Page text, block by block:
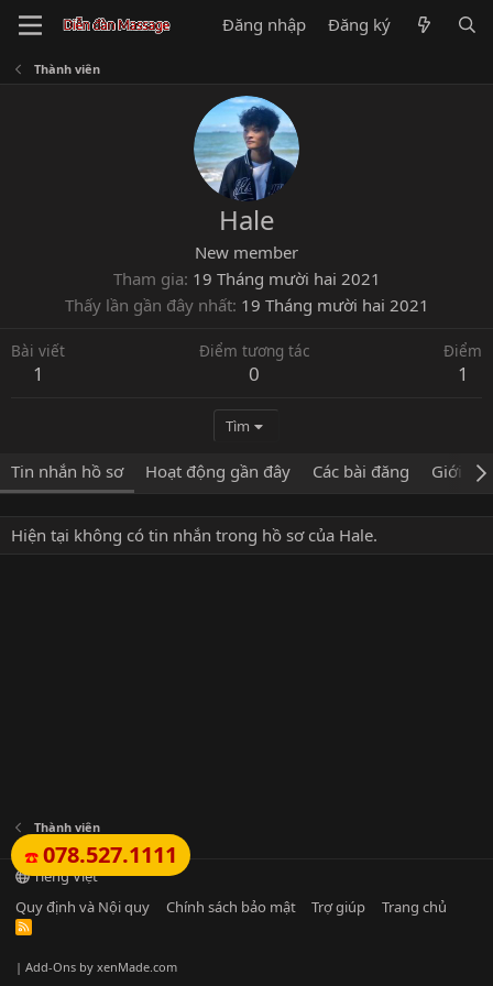
Đăng nhập Đăng ký
Thành viên
Hale
New member
Tham gia 19 Tháng mười hai 2021
Thấy lần gần đây nhất 19 Tháng mười hai 2021
Bài viết
1
Điểm tương tác
0
Điểm
1
Tìm
Tin nhắn hồ sơ Hoạt động gần đây Các bài đăng Giới
Hiện tại không có tin nhắn trong hồ sơ của Hale.
☎️ 078.527.1111
Thành viên
Tiếng Việt
Quy định và Nội quy
Chính sách bảo mật Trợ giúp Trang chủ
R
| Add-Ons by xenMade.com